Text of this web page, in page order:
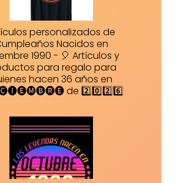
personalizados de
Nacidos en
1990 - 🎈 Artículos y
para regalo para
hacen 36 años en
de 2️⃣0️⃣2️⃣6️⃣